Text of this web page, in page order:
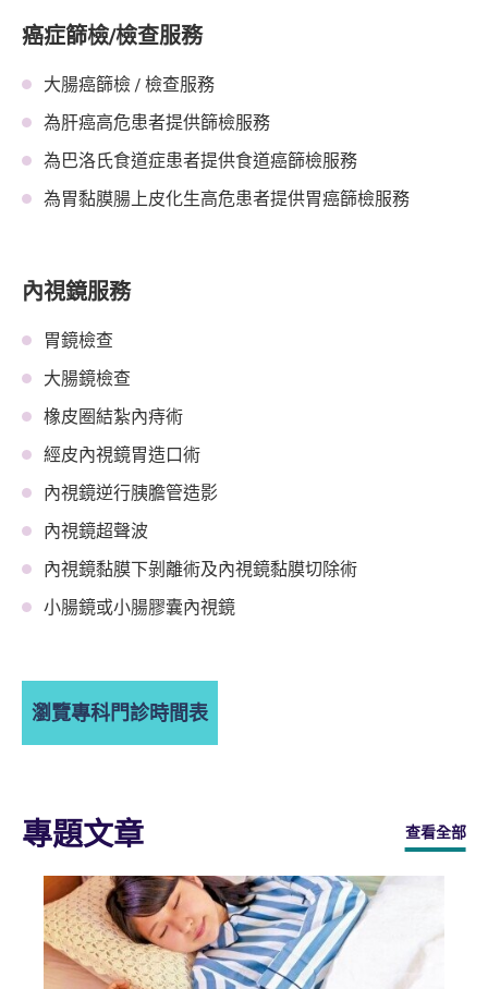
癌症篩檢/檢查服務
大腸癌篩檢 / 檢查服務
為肝癌高危患者提供篩檢服務
為巴洛氏食道症患者提供食道癌篩檢服務
為胃黏膜腸上皮化生高危患者提供胃癌篩檢服務
內視鏡服務
胃鏡檢查
大腸鏡檢查
橡皮圈結紮內痔術
經皮內視鏡胃造口術
內視鏡逆行胰膽管造影
內視鏡超聲波
內視鏡黏膜下剝離術及內視鏡黏膜切除術
小腸鏡或小腸膠囊內視鏡
瀏覽專科門診時間表
專題文章 查看全部